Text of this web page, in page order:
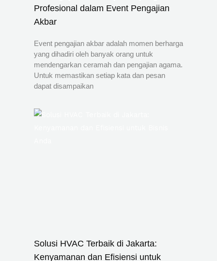
Profesional dalam Event Pengajian
Akbar
Event pengajian akbar adalah momen berharga
yang dihadiri oleh banyak orang untuk
mendengarkan ceramah dan pengajian agama.
Untuk memastikan setiap kata dan pesan
dapat disampaikan
Solusi HVAC Terbaik di Jakarta:
Kenyamanan dan Efisiensi untuk